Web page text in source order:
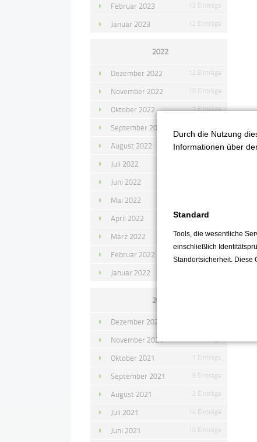
Februar 2023 12 Einträge
Januar 2023 12 Einträge
2022
Dezember 2022 12 Einträge
November 2022 10 Einträge
Oktober 2022 7 Einträge
September 2022
August 2022 4 Einträge
Juli 2022
Juni 2022
Mai 2022
April 2022 8 Einträge
März 2022 15 Einträge
Februar 2022
Januar 2022
2021
Dezember 2021
November 2021
Oktober 2021 7 Einträge
September 2021 9 Einträge
August 2021 2 Einträge
Juli 2021 14 Einträge
Juni 2021 10 Einträge
Durch die Nutzung
Informationen über
Standard
Tools, die wesentliche
einschließlich
Standortsicherheit. Diese